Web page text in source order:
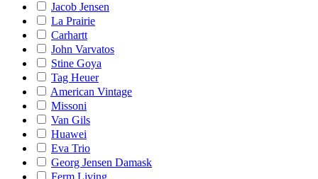
Jacob Jensen
La Prairie
Carhartt
John Varvatos
Stine Goya
Tag Heuer
American Vintage
Missoni
Van Gils
Huawei
Eva Trio
Georg Jensen Damask
Ferm Living